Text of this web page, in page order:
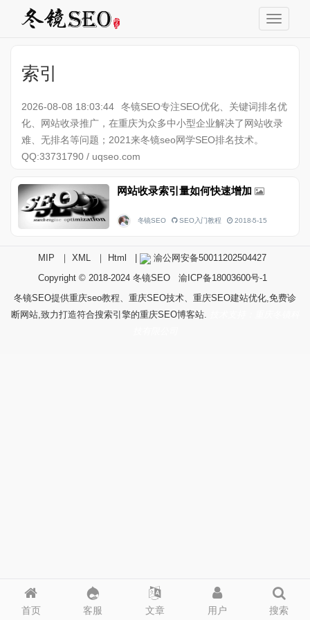
索引
2026-08-08 18:03:44
冬镜SEO专注SEO优化、关键词排名优
化、网站收录推广，在重庆为众多中小型企业解决了网站收录
难、无排名等问题；2021来冬镜seo网学SEO排名技术。
QQ:33731790 / uqseo.com
网站收录索引量如何快速增加
冬镜SEO SEO入门教程 2018-5-15
首页 客服 文章 用户 搜索
MIP ｜ XML ｜ Html
渝公网安备50011202504427
Copyright © 2018-2024 冬镜SEO
渝ICP备18003600号-1
冬镜SEO提供重庆seo教程、重庆SEO技术、重庆SEO建站优化,免费诊
断网站,致力打造符合搜索引擎的重庆SEO博客站.